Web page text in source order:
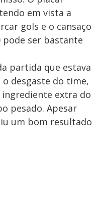
em vista a
gols e o cansaço
pode ser bastante
partida que estava
desgaste do time,
extra do
pesado. Apesar
um bom resultado